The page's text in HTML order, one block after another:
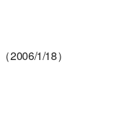
2006/1/18）